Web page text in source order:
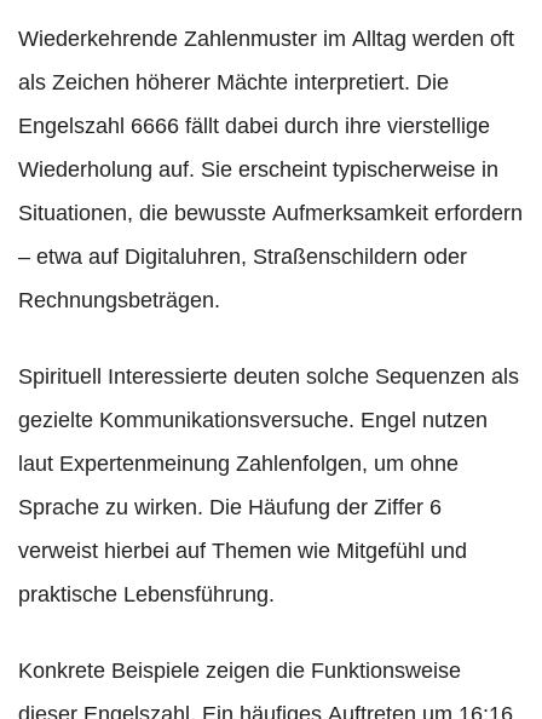
Wiederkehrende Zahlenmuster im Alltag werden oft
als Zeichen höherer Mächte interpretiert. Die
Engelszahl 6666 fällt dabei durch ihre vierstellige
Wiederholung auf. Sie erscheint typischerweise in
Situationen, die bewusste Aufmerksamkeit erfordern
– etwa auf Digitaluhren, Straßenschildern oder
Rechnungsbeträgen.
Spirituell Interessierte deuten solche Sequenzen als
gezielte Kommunikationsversuche. Engel nutzen
laut Expertenmeinung Zahlenfolgen, um ohne
Sprache zu wirken. Die Häufung der Ziffer 6
verweist hierbei auf Themen wie Mitgefühl und
praktische Lebensführung.
Konkrete Beispiele zeigen die Funktionsweise